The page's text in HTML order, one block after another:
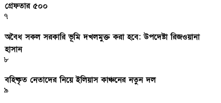
গ্রেফতার ৫০০
৭
অবৈধ সকল সরকারি ভূমি দখলমুক্ত করা হবে: উপদেষ্টা রিজওয়ানা
হাসান
৮
বহিষ্কৃত নেতাদের নিয়ে ইলিয়াস কাঞ্চনের নতুন দল
৯